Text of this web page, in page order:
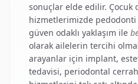
sonuçlar elde edilir. Çocuk
hizmetlerimizde pedodonti
güven odaklı yaklaşım ile
olarak ailelerin tercihi
arayanlar için implant,
tedavisi, periodontal